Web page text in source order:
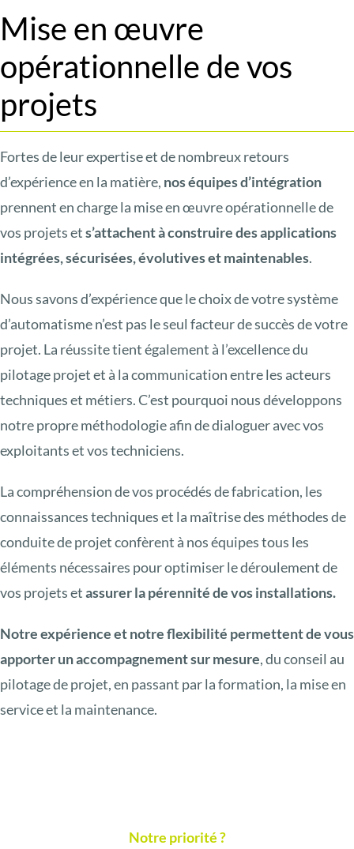
Mise en œuvre
opérationnelle de vos
projets
Fortes de leur expertise et de nombreux retours
d’expérience en la matière, nos équipes d’intégration
prennent en charge la mise en œuvre opérationnelle de
vos projets ets’attachent à construire des applications
intégrées, sécurisées, évolutiveset maintenables.
Nous savons d’expérience que le choix de votre système
d’automatisme n’est pas le seul facteur de succès de votre
projet. La réussite tient également à l’excellence du
pilotage projet et à la communication entre les acteurs
techniques et métiers. C’est pourquoi nous développons
notre propre méthodologie afin de dialoguer avec vos
exploitants et vos techniciens.
La compréhension de vos procédés de fabrication, les
connaissances techniques et la maîtrise des méthodes de
conduite de projet confèrent à nos équipes tous les
éléments nécessaires pour optimiser le déroulement de
vos projets etassurer la pérennité de vos installations.
Notre expérience et notre flexibilité permettent de vous
apporter un accompagnement sur mesure, du conseil au
pilotage de projet, en passant par la formation, la mise en
service et la maintenance.
Notre priorité ?